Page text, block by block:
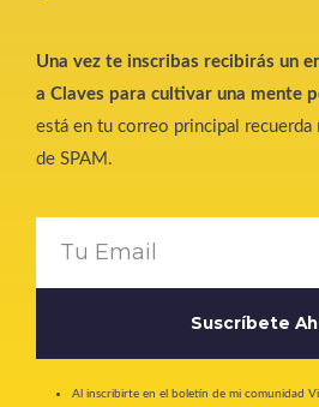
Una vez te inscribas recibirás un
a Claves para cultivar una mente
está en tu correo principal recuerda
de SPAM.
Suscríbete
Al inscribirte en el boletín de mi comunidad